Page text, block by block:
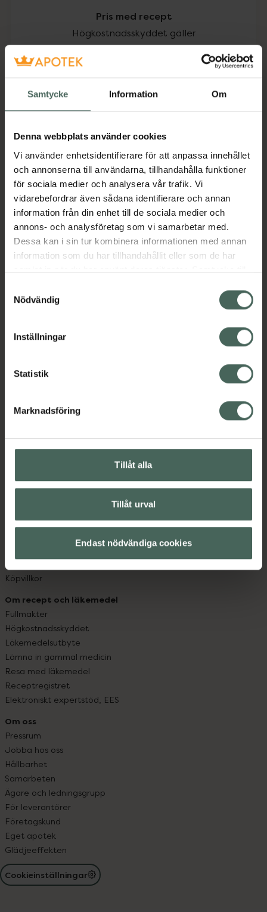
Samtycke Information Om
Denna webbplats använder cookies
Vi använder enhetsidentifierare för att anpassa innehållet
och annonserna till användarna, tillhandahålla funktioner
för sociala medier och analysera vår trafik. Vi
vidarebefordrar även sådana identifierare och annan
information från din enhet till de sociala medier och
annons- och analysföretag som vi samarbetar med.
Dessa kan i sin tur kombinera informationen med annan
information som du har tillhandahållit eller som de har
samlat in när du har använt deras tjänster. Samtycke till
återkalla ditt samtycke via webbplatsens
cookieinställningar. Ett återkallat samtycke påverkar inte
lagligheten av behandling som skett innan återkallelsen.
Nödvändig
Inställningar
Statistik
Marknadsföring
Tillåt alla
Tillåt urval
Endast nödvändiga cookies
Pris med recept
Högkostnadsskyddet gäller
305,09 kr
I apotek: 305,09 kr
Aktuella erbjudanden
Beskrivning Dölj
EAN:07046261527989
syd till Lappland i norr, och online i mobilen och på
hjälpa just dig att må lite bättre. Välkommen att prata
med oss.
Kundservice
Hitta apotek
Leverans, betalning och retur
Sajtens tillgänglighet
App
Köpvillkor
Om recept och läkemedel
Fullmakter
Högkostnadsskyddet
Läkemedelsutbyte
Lämna in gammal medicin
Resa med läkemedel
Receptregistret
Elektroniskt expertstöd, EES
Om oss
Pressrum
Jobba hos oss
Hållbarhet
Samarbeten
Ägare och ledningsgrupp
För leverantörer
Företagskund
Eget apotek
Glädjeeffekten
Cookieinställningar